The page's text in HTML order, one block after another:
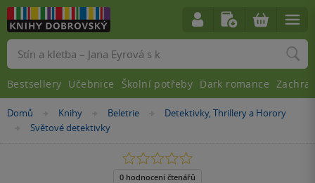
Nacházíte
Domů »Knihy »Beletrie »
Detektivky, Thrillery a Horory
»
Světové detektivky
0.0
z
5
0 hodnocení čtenářů
Vyhledávání
Bestsellery Učebnice Školní potřeby Dark romance